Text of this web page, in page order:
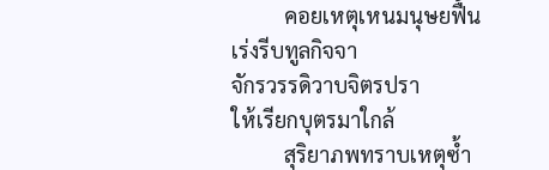
คอยเหตุเหนมนุษยฟื้น
เร่งรีบทูลกิจจา
จักรวรรดิวาบจิตรปรา
ให้เรียกบุตรมาใกล้
สุริยาภพทราบเหตุซ้ำ